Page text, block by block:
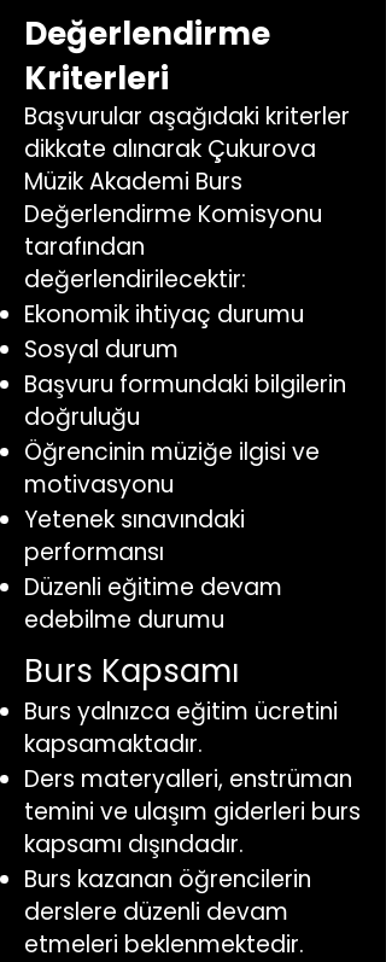
Değerlendirme
Kriterleri
Başvurular aşağıdaki kriterler
dikkate alınarak Çukurova
Müzik Akademi Burs
Değerlendirme Komisyonu
tarafından
değerlendirilecektir:
Ekonomik ihtiyaç durumu
Sosyal durum
Başvuru formundaki bilgilerin
doğruluğu
Öğrencinin müziğe ilgisi ve
motivasyonu
Yetenek sınavındaki
performansı
Düzenli eğitime devam
edebilme durumu
Burs Kapsamı
Burs yalnızca eğitim ücretini
kapsamaktadır.
Ders materyalleri, enstrüman
temini ve ulaşım giderleri burs
kapsamı dışındadır.
Burs kazanan öğrencilerin
derslere düzenli devam
etmeleri beklenmektedir.